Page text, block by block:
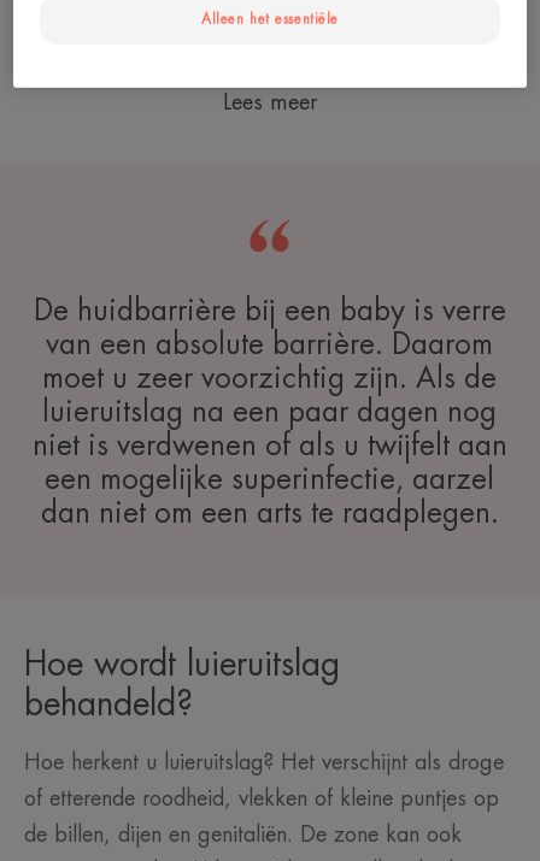
Lees meer
De huidbarrière bij een baby is verre
van een absolute barrière. Daarom
moet u zeer voorzichtig zijn. Als de
luieruitslag na een paar dagen nog
niet is verdwenen of als u twijfelt aan
een mogelijke superinfectie, aarzel
dan niet om een arts te raadplegen.
Hoe wordt luieruitslag
behandeld?
Hoe herkent u luieruitslag? Het verschijnt als droge
of etterende roodheid, vlekken of kleine puntjes op
de billen, dijen en genitaliën. De zone kan ook
Alleen het essentiële